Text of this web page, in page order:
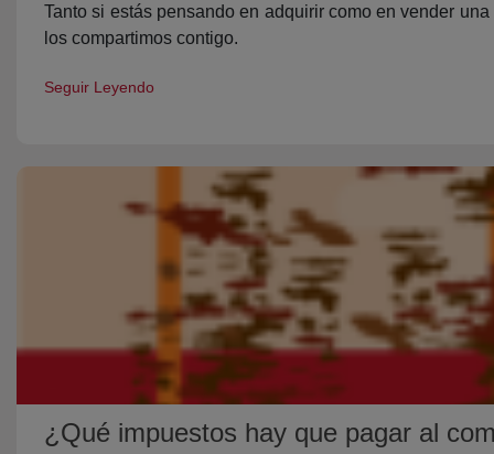
Tanto si estás pensando en adquirir como en vender
los compartimos contigo.
Seguir Leyendo
¿Qué impuestos hay que pagar al